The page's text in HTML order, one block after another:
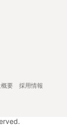
要
採用情報